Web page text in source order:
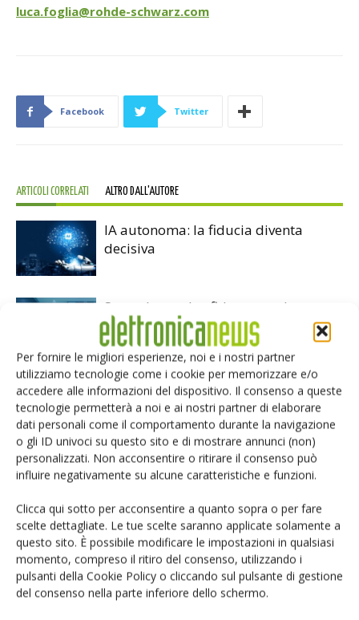
Per fornire le migliori esperienze, noi e i nostri partner
utilizziamo tecnologie come i cookie per memorizzare e/o
accedere alle informazioni del dispositivo. Il consenso a queste
tecnologie permetterà a noi e ai nostri partner di elaborare
dati personali come il comportamento durante la navigazione
o gli ID univoci su questo sito e di mostrare annunci (non)
personalizzati. Non acconsentire o ritirare il consenso può
influire negativamente su alcune caratteristiche e funzioni.
Clicca qui sotto per acconsentire a quanto sopra o per fare
scelte dettagliate. Le tue scelte saranno applicate solamente a
questo sito. È possibile modificare le impostazioni in qualsiasi
momento, compreso il ritiro del consenso, utilizzando i
pulsanti della Cookie Policy o cliccando sul pulsante di gestione
del consenso nella parte inferiore dello schermo.
luca.foglia@rohde-schwarz.com
Facebook Twitter
ARTICOLI CORRELATI ALTRO DALL'AUTORE
IA autonoma: la fiducia diventa
decisiva
Smart home: la sfida passa da
sicurezza e interoperabilità
Siemens e NVIDIA insieme sull’IA
agentica per l’EDA
LASCIA UN COMMENTO